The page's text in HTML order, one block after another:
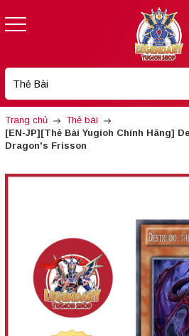
Trang chủ
Thẻ bài
[EN-JP][Thẻ Bài Yugioh Chính Hãng]
Dragon's Frisson